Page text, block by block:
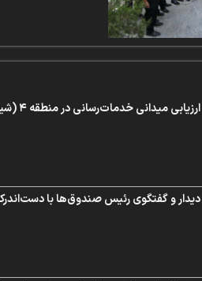
ارزیابی میدانی خدمات‌رسانی در منطقه ۴ (شیراز)
دیدار و گفتگوی رئیس صندوق‌ها با